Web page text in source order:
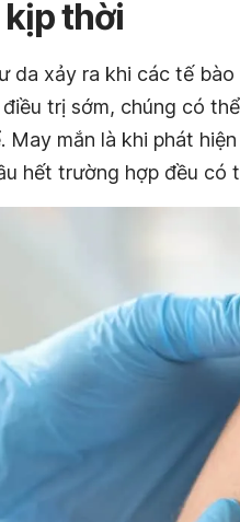
thời
da xảy ra khi các tế
trị sớm, chúng có
May mắn là khi phát
hết trường hợp đều có